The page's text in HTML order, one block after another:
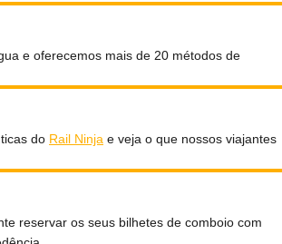
e oferecemos mais de 20 métodos de
do Rail Ninja e veja o que nossos viajantes
reservar os seus bilhetes de comboio com